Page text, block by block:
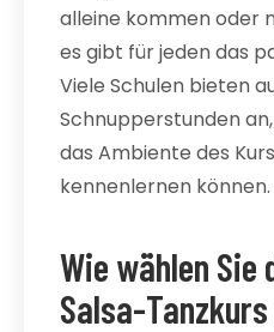
alleine kommen oder
es gibt für jeden das
Viele Schulen bieten
Schnupperstunden
das Ambiente des
kennenlernen können.
Wie wählen Sie
Salsa-